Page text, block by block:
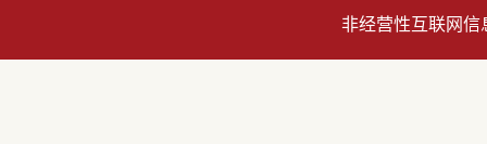
非经营性互联网信